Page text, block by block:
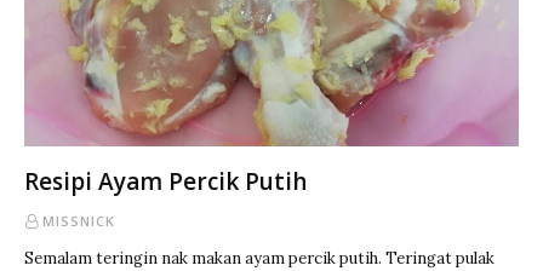
Resipi Ayam Percik Putih
MISSNICK
Semalam teringin nak makan ayam percik putih. Teringat pulak